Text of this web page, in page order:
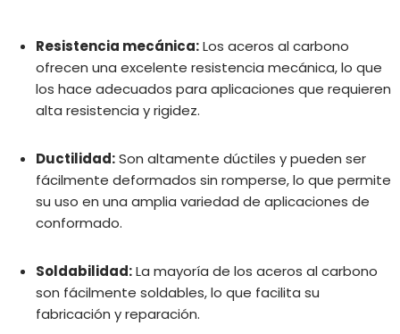
Resistencia mecánica:Los aceros al carbono
ofrecen una excelente resistencia mecánica, lo que
los hace adecuados para aplicaciones que requieren
alta resistencia y rigidez.
Ductilidad:Son altamente dúctiles y pueden ser
fácilmente deformados sin romperse, lo que permite
su uso en una amplia variedad de aplicaciones de
conformado.
Soldabilidad:La mayoría de los aceros al carbono
son fácilmente soldables, lo que facilita su
fabricación y reparación.